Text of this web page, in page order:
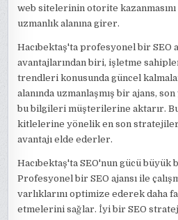
web sitelerinin otorite kazanmasını
uzmanlık alanına girer.
Hacıbektaş'ta profesyonel bir SEO
avantajlarından biri, işletme
trendleri konusunda güncel
alanında uzmanlaşmış bir ajans,
bu bilgileri müşterilerine aktarır.
kitlelerine yönelik en son
avantajı elde ederler.
Hacıbektaş'ta SEO'nun gücü büyük
Profesyonel bir SEO ajansı ile
varlıklarını optimize ederek daha
etmelerini sağlar. İyi bir SEO